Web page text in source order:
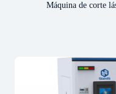
Máquina de corte